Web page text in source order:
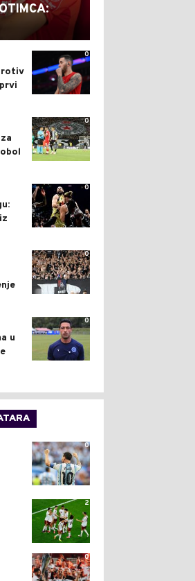
0
0
0
0
0
u
0
2
0